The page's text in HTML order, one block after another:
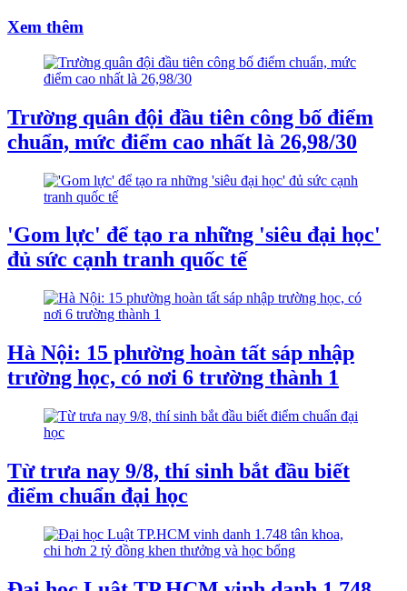
Xem thêm
Trường quân đội đầu tiên công bố điểm
chuẩn, mức điểm cao nhất là 26,98/30
'Gom lực' để tạo ra những 'siêu đại học'
đủ sức cạnh tranh quốc tế
Hà Nội: 15 phường hoàn tất sáp nhập
trường học, có nơi 6 trường thành 1
Từ trưa nay 9/8, thí sinh bắt đầu biết
điểm chuẩn đại học